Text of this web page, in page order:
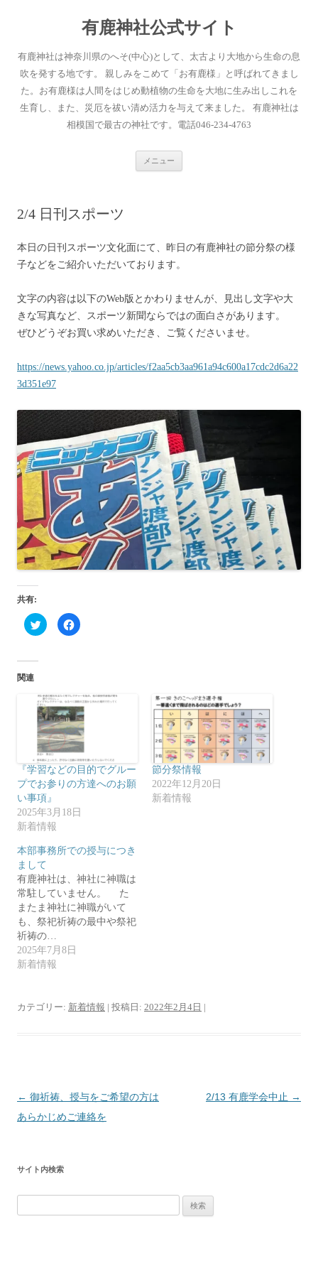
有鹿神社公式サイト
有鹿神社は神奈川県のへそ(中心)として、太古より大地から生命の息
吹を発する地です。 親しみをこめて「お有鹿様」と呼ばれてきまし
た。お有鹿様は人間をはじめ動植物の生命を大地に生み出しこれを
生育し、また、災厄を祓い清め活力を与えて来ました。 有鹿神社は
相模国で最古の神社です。電話046-234-4763
メニュー
プ
2/4 日刊スポーツ
本日の日刊スポーツ文化面にて、昨日の有鹿神社の節分祭の様
子などをご紹介いただいております。
文字の内容は以下のWeb版とかわりませんが、見出し文字や大
きな写真など、スポーツ新聞ならではの面白さがあります。
ぜひどうぞお買い求めいただき、ご覧くださいませ。
https://news.yahoo.co.jp/articles/f2aa5cb3aa961a94c600a17cdc2d6a22
3d351e97
共有:
ク
リ
t
t
e
r
で
共
有
(
新
し
い
ウ
ィ
ン
ド
ウ
で
開
き
ま
す
)
F
a
共
有
す
る
に
は
ク
リ
ッ
ク
し
て
だ
さ
し
ィ
ン
ド
ウ
で
開
き
関連
『学習などの目的でグルー
プでお参りの方達へのお願
い事項』
2025年3月18日
新着情報
節分祭情報
2022年12月20日
新着情報
本部事務所での授与につき
まして
有鹿神社は、神社に神職は
常駐していません。 た
またま神社に神職がいて
も、祭祀祈祷の最中や祭祀
祈祷の…
2025年7月8日
新着情報
カテゴリー: 新着情報 | 投稿日: 2022年2月4日 |
投
稿
ゲ
ー
シ
← 御祈祷、授与をご希望の方は
あらかじめご連絡を
2/13 有鹿学会中止 →
サイト内検索